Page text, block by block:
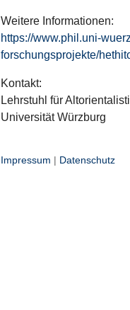
Weitere Informationen:
https://www.phil.uni-
forschungsprojekte/
Kontakt:
Lehrstuhl für
Universität Würzburg
Impressum | Datenschutz